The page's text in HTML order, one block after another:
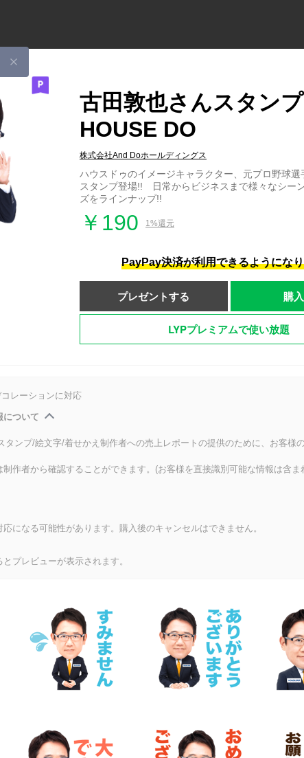
古田敦也さんスタン
HOUSE DO
株式会社And Doホールディングス
ハウスドゥのイメージキャラクター、元プロ野球選
スタンプ登場!! 日常からビジネスまで様々なシー
ズをラインナップ!!
￥190 1%還元
PayPay決済が利用できるようにな
プレゼントする 購
LYPプレミアムで使い放題
レーションに対応
について
タンプ/絵文字/着せかえ制作者への売上レポートの提供のために、お客様
作者から確認することができます。(お客様を直接識別可能な情報は含ま
になる可能性があります。購入後のキャンセルはできません。
プレビューが表示されます。